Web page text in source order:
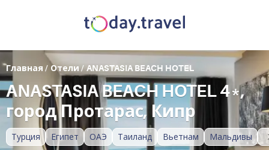
Турция Египет ОАЭ Таиланд Вьетнам Мальдивы
Главная / Отели/ ANASTASIA BEACH HOTEL
ANASTASIA BEACH HOTEL 4*,
город Протарас, Кипр